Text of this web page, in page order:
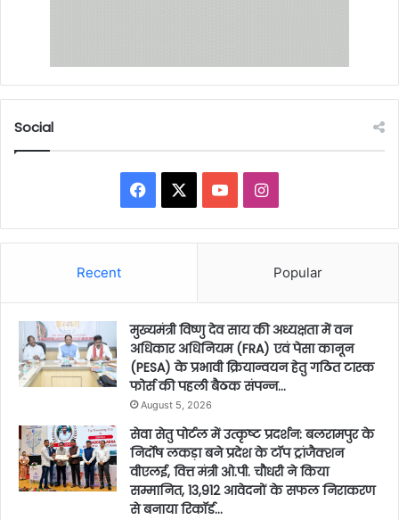
Social
Facebook YouTubeInstagram
Recent Popular
मुख्यमंत्री विष्णु देव साय की अध्यक्षता में वन
अधिकार अधिनियम (FRA) एवं पेसा कानून
(PESA) के प्रभावी क्रियान्वयन हेतु गठित टास्क
फोर्स की पहली बैठक संपन्न…
August 5, 2026
सेवा सेतु पोर्टल में उत्कृष्ट प्रदर्शन: बलरामपुर के
निर्दोष लकड़ा बने प्रदेश के टॉप ट्रांजैक्शन
वीएलई, वित्त मंत्री ओ.पी. चौधरी ने किया
सम्मानित, 13,912 आवेदनों के सफल निराकरण
से बनाया रिकॉर्ड…